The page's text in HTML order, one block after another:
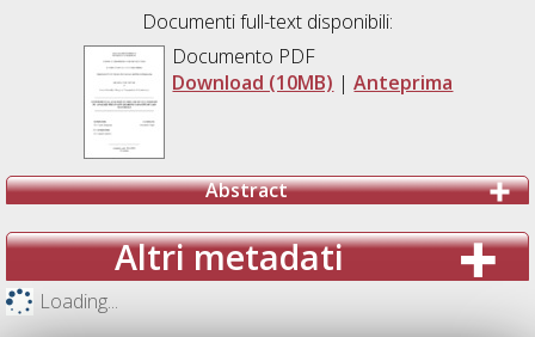
Documenti full-text disponibili:
Documento PDF
Download (10MB) |Anteprima
Abstract
Altri metadati
Loading...